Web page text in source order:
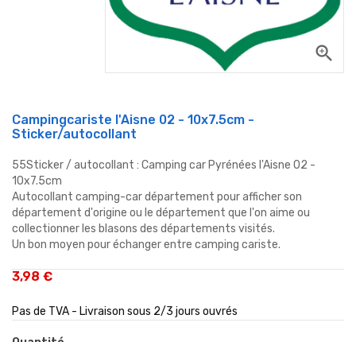
zoom_in
Campingcariste l'Aisne 02 - 10x7.5cm -
Sticker/autocollant
55Sticker / autocollant : Camping car Pyrénées l'Aisne 02 -
10x7.5cm
Autocollant camping-car département pour afficher son
département d'origine ou le département que l'on aime ou
collectionner les blasons des départements visités.
Un bon moyen pour échanger entre camping cariste.
3,98 €
Pas de TVA - Livraison sous 2/3 jours ouvrés